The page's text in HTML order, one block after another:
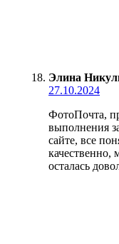
Элина
27.10.2024
ФотоПочта,
выполнения
сайте, все
качественно,
осталась